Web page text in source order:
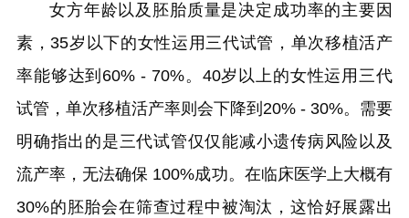
女方年龄以及胚胎质量是决定成功率的主要因
素，35岁以下的女性运用三代试管，单次移植活产
率能够达到60% - 70%。40岁以上的女性运用三代
试管，单次移植活产率则会下降到20% - 30%。需要
明确指出的是三代试管仅仅能减小遗传病风险以及
流产率，无法确保 100%成功。在临床医学上大概有
30%的胚胎会在筛查过程中被淘汰，这恰好展露出